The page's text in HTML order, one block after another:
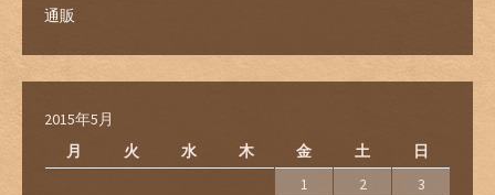
通販
2015年5月
月
火 水 木 金 土 日
1 2
3